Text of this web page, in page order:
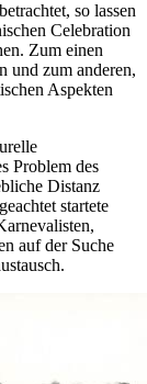
so lassen
Celebration
Zum einen
und zum anderen,
Aspekten
Problem des
Distanz
startete
auf der Suche